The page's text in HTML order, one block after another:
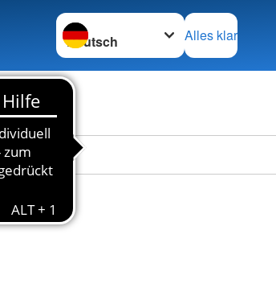
Sprache wechseln zu
Alles klar